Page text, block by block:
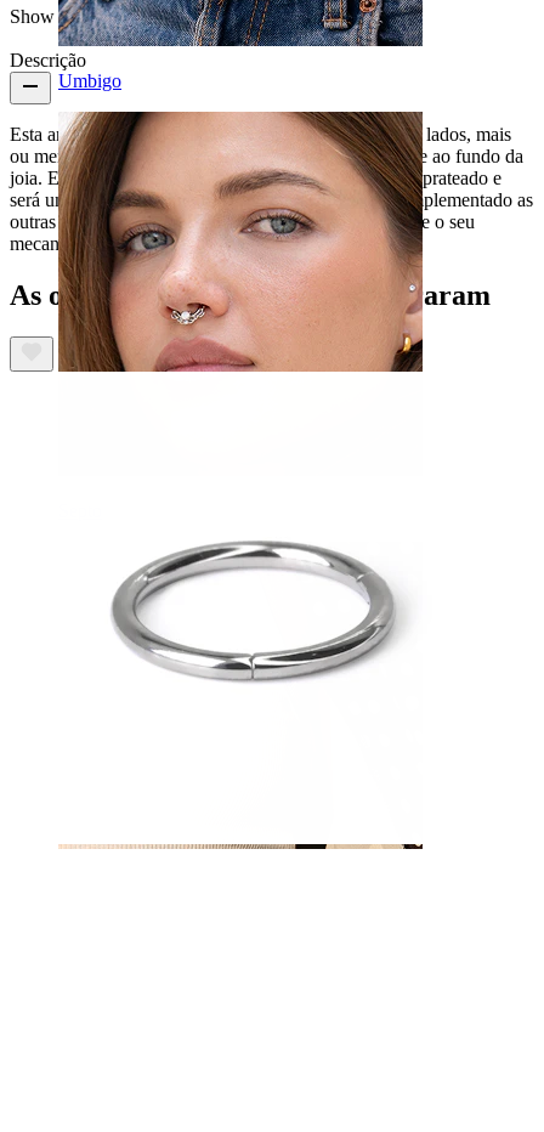
Umbigo
Show pair option:Escrito por
Descrição
Esta argola divertida tem uma corrente ligada aos dois lados, mais
ou menos a meio do seu corpo, de modo que fica rente ao fundo da
joia. Está disponível com acabamento em dourado ou prateado e
será um autêntico toque de frescura no teu visual, complementado as
outras joias. É feita de titânio, resistente e antialérgica e o seu
mecanismo articulado facilita a inserção e a fixação.
As outras pessoas também compraram